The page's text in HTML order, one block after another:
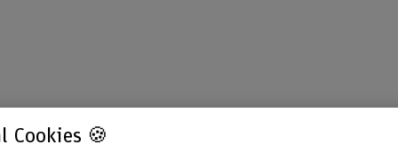
Cookies 🍪